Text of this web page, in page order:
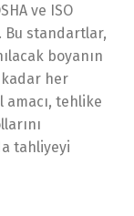
ve ISO
Bu standartlar,
boyanın
kadar her
amacı, tehlike
tahliyeyi